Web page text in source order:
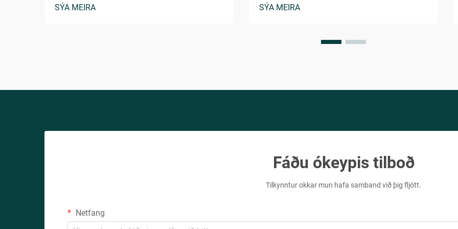
á milli nútímans neytenda í fjölbreyttum
SÝA MEIRA
ert að ræsa lítið merki eða víkka völduð
verkfræði undirlatsframleiðslu...
SÝA MEIRA
Fáðu ókeypis tilboð
Tilkynntur okkar mun hafa samband við þig fljótt.
Netfang